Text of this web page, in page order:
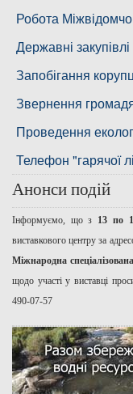
Басейнова рада
Басейнова рада
Робота Міжвідомчоі
Державні закупівлі
Запобігання
Звернення
Проведення
Телефон "гарячої
Анонси подій
Інформуємо, що з 13 по
виставкового центру за
Міжнародна
щодо участі у виставці
490-07-57